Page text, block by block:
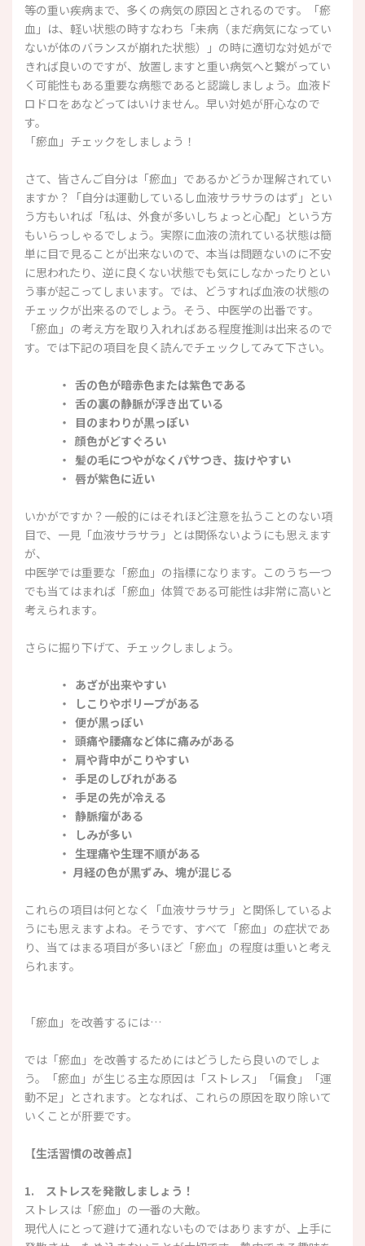
等の重い疾病まで、多くの病気の原因とされるのです。「瘀
血」は、軽い状態の時すなわち「未病（まだ病気になってい
ないが体のバランスが崩れた状態）」の時に適切な対処がで
きれば良いのですが、放置しますと重い病気へと繋がってい
く可能性もある重要な病態であると認識しましょう。血液ド
ロドロをあなどってはいけません。早い対処が肝心なので
す。
「瘀血」チェックをしましょう！
さて、皆さんご自分は「瘀血」であるかどうか理解されてい
ますか？「自分は運動しているし血液サラサラのはず」とい
う方もいれば「私は、外食が多いしちょっと心配」という方
もいらっしゃるでしょう。実際に血液の流れている状態は簡
単に目で見ることが出来ないので、本当は問題ないのに不安
に思われたり、逆に良くない状態でも気にしなかったりとい
う事が起こってしまいます。では、どうすれば血液の状態の
チェックが出来るのでしょう。そう、中医学の出番です。
「瘀血」の考え方を取り入れればある程度推測は出来るので
す。では下記の項目を良く読んでチェックしてみて下さい。
・ 舌の色が暗赤色または紫色である
・ 舌の裏の静脈が浮き出ている
・ 目のまわりが黒っぽい
・ 顔色がどすぐろい
・ 髪の毛につやがなくパサつき、抜けやすい
・ 唇が紫色に近い
いかがですか？一般的にはそれほど注意を払うことのない項
目で、一見「血液サラサラ」とは関係ないようにも思えます
が、
中医学では重要な「瘀血」の指標になります。このうち一つ
でも当てはまれば「瘀血」体質である可能性は非常に高いと
考えられます。
さらに掘り下げて、チェックしましょう。
・ あざが出来やすい
・ しこりやポリープがある
・ 便が黒っぽい
・ 頭痛や腰痛など体に痛みがある
・ 肩や背中がこりやすい
・ 手足のしびれがある
・ 手足の先が冷える
・ 静脈瘤がある
・ しみが多い
・ 生理痛や生理不順がある
・ 月経の色が黒ずみ、塊が混じる
これらの項目は何となく「血液サラサラ」と関係しているよ
うにも思えますよね。そうです、すべて「瘀血」の症状であ
り、当てはまる項目が多いほど「瘀血」の程度は重いと考え
られます。
「瘀血」を改善するには…
では「瘀血」を改善するためにはどうしたら良いのでしょ
う。「瘀血」が生じる主な原因は「ストレス」「偏食」「運
動不足」とされます。となれば、これらの原因を取り除いて
いくことが肝要です。
【生活習慣の改善点】
1. ストレスを発散しましょう！
ストレスは「瘀血」の一番の大敵。
現代人にとって避けて通れないものではありますが、上手に